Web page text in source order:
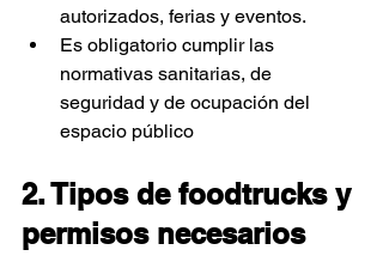
autorizados, ferias y eventos.
Es obligatorio cumplir las
normativas sanitarias, de
seguridad y de ocupación del
espacio público
2. Tipos de foodtrucks y
permisos necesarios